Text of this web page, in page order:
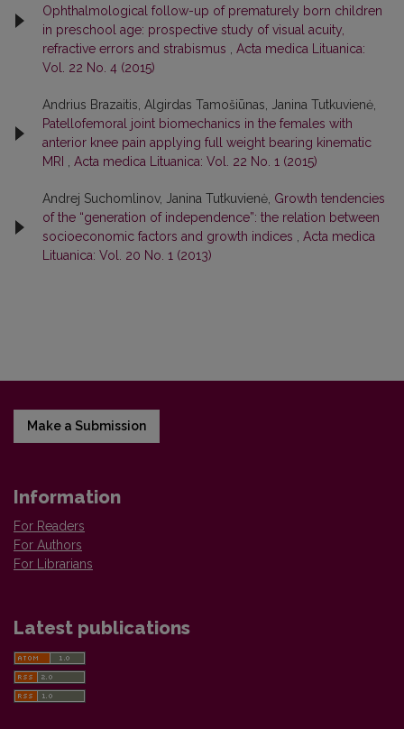
Ophthalmological follow-up of prematurely born children
in preschool age: prospective study of visual acuity,
refractive errors and strabismus
Acta medica Lituanica:
Vol. 22 No. 4 (2015)
Andrius Brazaitis, Algirdas Tamošiūnas, Janina Tutkuvienė,
Patellofemoral joint biomechanics in the females with
anterior knee pain applying full weight bearing kinematic
MRI
Acta medica Lituanica: Vol. 22 No. 1 (2015)
Andrej Suchomlinov, Janina Tutkuvienė, Growth tendencies
of the “generation of independence”: the relation between
socioeconomic factors and growth indices
Acta medica
Lituanica: Vol. 20 No. 1 (2013)
Make a Submission
Information
For Readers
For Authors
For Librarians
Latest publications